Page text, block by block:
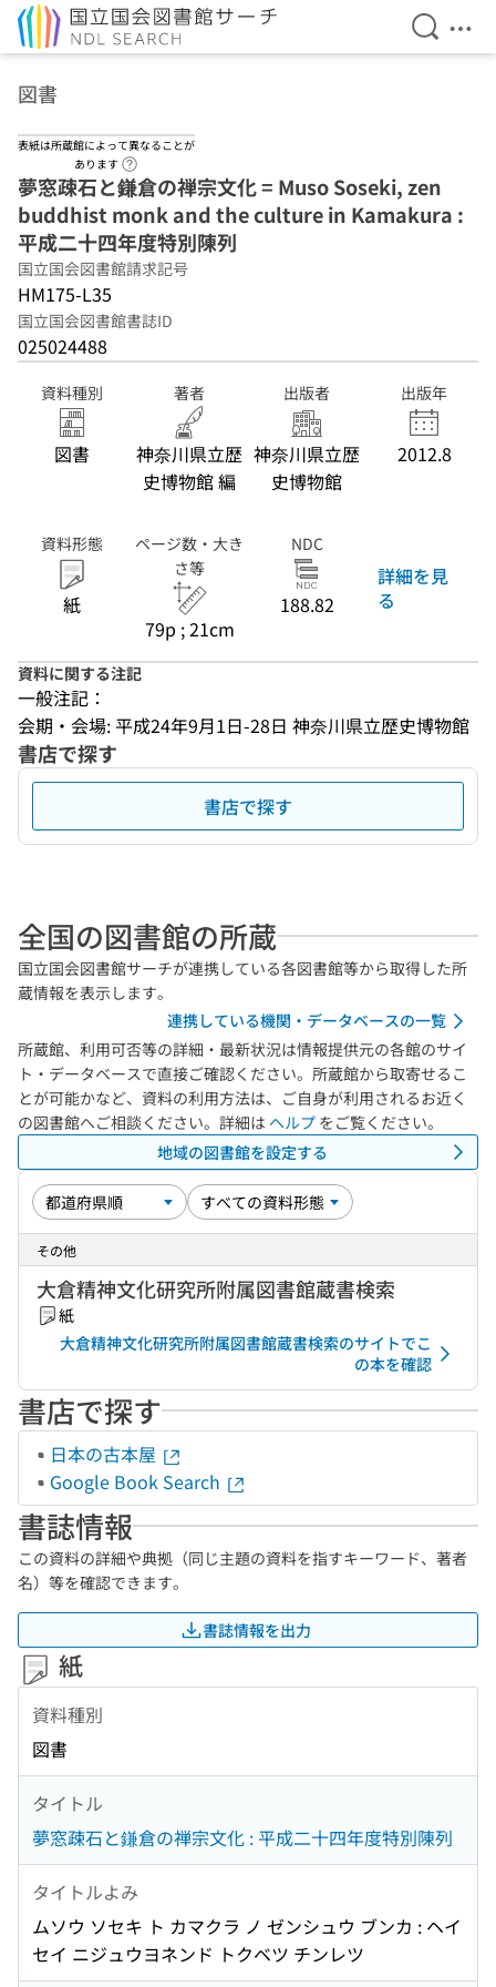
検索を
メ
図書
表紙は所蔵館によって異なることが
あります
夢窓疎石と鎌倉の禅宗文化 = Muso Soseki, zen
buddhist monk and the culture in Kamakura :
平成二十四年度特別陳列
国立国会図書館請求記号
HM175-L35
国立国会図書館書誌ID
025024488
資料種別
図書
著者
神奈川県立歴
史博物館 編
出版者
神奈川県立歴
史博物館
出版年
2012.8
資料形態
紙
ページ数・大き
さ等
79p ; 21cm
NDC
188.82
詳細を見
る
資料に関する注記
一般注記：
会期・会場: 平成24年9月1日-28日 神奈川県立歴史博物館
書店で探す
書店で探す
全国の図書館の所蔵
国立国会図書館サーチが連携している各図書館等から取得した所
蔵情報を表示します。
連携している機関・データベースの一覧
所蔵館、利用可否等の詳細・最新状況は情報提供元の各館のサイ
ト・データベースで直接ご確認ください。所蔵館から取寄せるこ
とが可能かなど、資料の利用方法は、ご自身が利用されるお近く
の図書館へご相談ください。詳細は ヘルプ をご覧ください。
地域の図書館を設定する
その他
大倉精神文化研究所附属図書館蔵書検索
紙
大倉精神文化研究所附属図書館蔵書検索のサイトでこ
の本を確認
書店で探す
日本の古本屋
Google Book Search
書誌情報
この資料の詳細や典拠（同じ主題の資料を指すキーワード、著者
名）等を確認できます。
書誌情報を出力
紙
資料種別
図書
タイトル
夢窓疎石と鎌倉の禅宗文化 : 平成二十四年度特別陳列
タイトルよみ
ムソウ ソセキ ト カマクラ ノ ゼンシュウ ブンカ : ヘイ
セイ ニジュウヨネンド トクベツ チンレツ